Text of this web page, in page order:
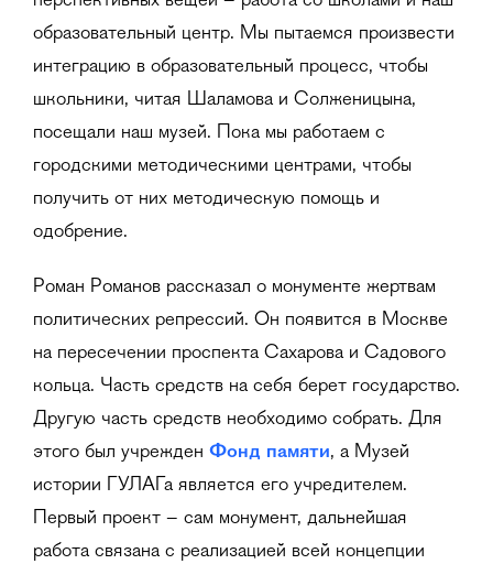
образовательный центр. Мы пытаемся произвести
интеграцию в образовательный процесс, чтобы
школьники, читая Шаламова и Солженицына,
посещали наш музей. Пока мы работаем с
городскими методическими центрами, чтобы
получить от них методическую помощь и
одобрение.
Роман Романов рассказал о монументе жертвам
политических репрессий. Он появится в Москве
на пересечении проспекта Сахарова и Садового
кольца. Часть средств на себя берет государство.
Другую часть средств необходимо собрать. Для
этого был учрежден Фонд памяти, а Музей
истории ГУЛАГа является его учредителем.
Первый проект – сам монумент, дальнейшая
работа связана с реализацией всей концепции